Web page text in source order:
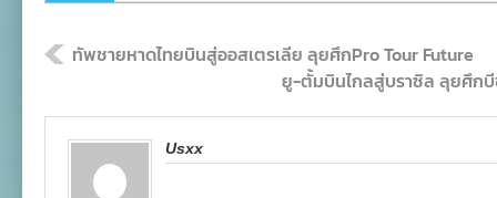
ทัพชายหาดไทยบินสู่ออสเตรเลีย ลุยศึกPro Tour Future
ยู-ตั้มบินไกลสู่บราซิล ลุยศึกบี
Usxx